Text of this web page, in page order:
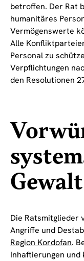
betroffen. Der Rat
humanitäres
Vermögenswerte
Alle
Personal zu
Verpflichtungen
den Resolutionen
Die Ratsmitglieder
Angriffe und
Region Kordofan.
Inhaftierungen